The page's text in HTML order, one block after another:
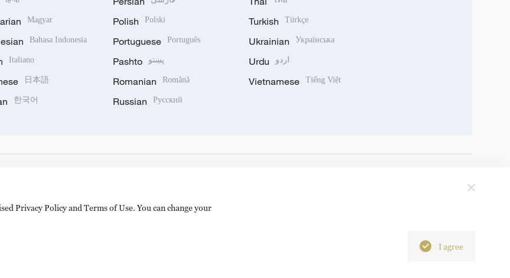
Magyar
Bahasa Indonesia
Italiano
日本語
한국어
Polish Polski
Portuguese Português
Pashto پښتو
Romanian Română
Russian Русский
Turkish Türkçe
Ukrainian Українська
Urdu اردو
Vietnamese Tiếng Việt
Privacy Policy and Terms of Use. You can change your
I agree